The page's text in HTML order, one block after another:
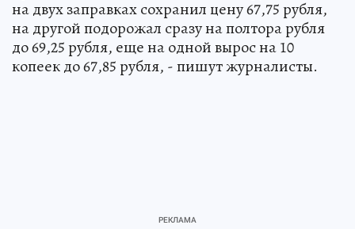
на двух заправках сохранил цену 67,75 рубля,
на другой подорожал сразу на полтора рубля
до 69,25 рубля, еще на одной вырос на 10
копеек до 67,85 рубля, - пишут журналисты.